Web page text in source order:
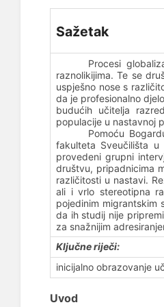
Sažetak
Procesi
raznolikijima. Te se
uspješno nose s
da je profesionalno
budućih učitelja
populacije u nastavnoj
Pomoću
fakulteta Sveučilišta
provedeni grupni
društvu, pripadnicima
različitosti u nastavi.
ali i vrlo stereotipna
pojedinim migrantskim
da ih studij nije
za snažnijim
Ključne riječi:
inicijalno obrazovanje
Uvod